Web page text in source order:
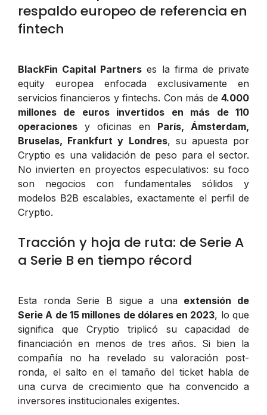
respaldo europeo de referencia en
fintech
BlackFin Capital Partners es la firma de private
equity europea enfocada exclusivamente en
servicios financieros y fintechs. Con más de 4.000
millones de euros invertidos en más de 110
operaciones y oficinas en París, Ámsterdam,
Bruselas, Frankfurt y Londres, su apuesta por
Cryptio es una validación de peso para el sector.
No invierten en proyectos especulativos: su foco
son negocios con fundamentales sólidos y
modelos B2B escalables, exactamente el perfil de
Cryptio.
Tracción y hoja de ruta: de Serie A
a Serie B en tiempo récord
Esta ronda Serie B sigue a una extensión de
Serie A de 15 millones de dólares en 2023, lo que
significa que Cryptio triplicó su capacidad de
financiación en menos de tres años. Si bien la
compañía no ha revelado su valoración post-
ronda, el salto en el tamaño del ticket habla de
una curva de crecimiento que ha convencido a
inversores institucionales exigentes.